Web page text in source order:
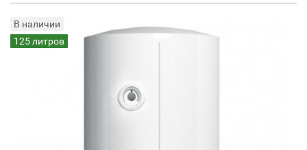
В наличии
125 литров